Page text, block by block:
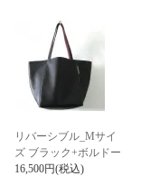
リバーシブル_Mサイ
ズ ブラック+ボルドー
16,500円(税込)